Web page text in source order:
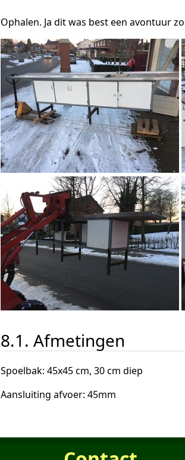
Ophalen. Ja dit was best een avontuur
8.1. Afmetingen
Spoelbak: 45x45 cm, 30 cm diep
Aansluiting afvoer: 45mm